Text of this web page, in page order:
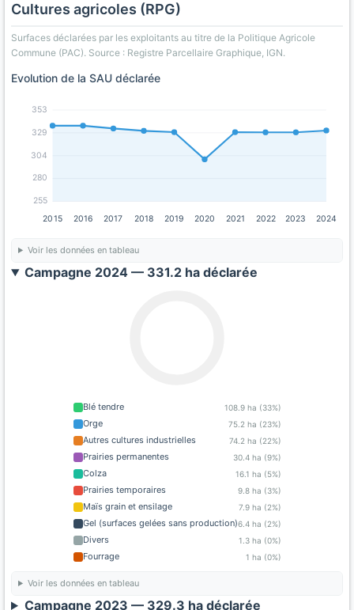
Cultures agricoles (RPG)
Surfaces déclarées par les exploitants au titre de la Politique Agricole
Commune (PAC). Source : Registre Parcellaire Graphique, IGN.
Evolution de la SAU déclarée
255
280
304
329
353
2015 2016 2017 2018 2019 2020 2021 2022 2023 2024
Voir les données en tableau
Campagne 2024 — 331.2 ha déclarée
Blé tendre 108.9 ha (33%)
Orge 75.2 ha (23%)
Autres cultures industrielles 74.2 ha (22%)
Prairies permanentes 30.4 ha (9%)
Colza 16.1 ha (5%)
Prairies temporaires 9.8 ha (3%)
Maïs grain et ensilage 7.9 ha (2%)
Gel (surfaces gelées sans production)6.4 ha (2%)
Divers 1.3 ha (0%)
Fourrage 1 ha (0%)
Voir les données en tableau
Campagne 2023 — 329.3 ha déclarée